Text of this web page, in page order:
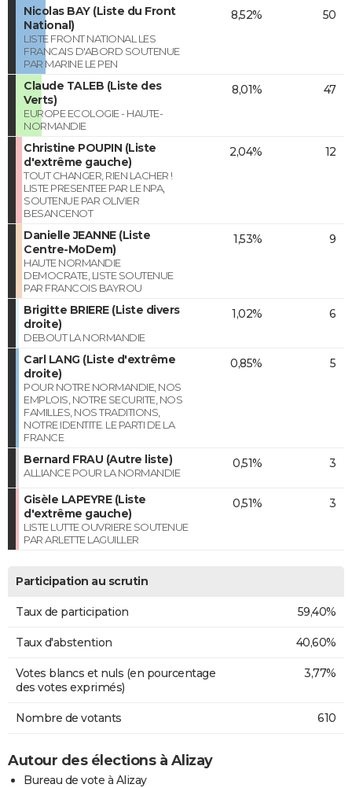
Nicolas BAY (Liste du Front
National)
LISTE FRONT NATIONAL LES
FRANCAIS D'ABORD SOUTENUE
PAR MARINE LE PEN
8,52% 50
Claude TALEB (Liste des
Verts)
EUROPE ECOLOGIE - HAUTE-
NORMANDIE
8,01% 47
Christine POUPIN (Liste
d'extrême gauche)
TOUT CHANGER, RIEN LACHER !
LISTE PRESENTEE PAR LE NPA,
SOUTENUE PAR OLIVIER
BESANCENOT
2,04% 12
Danielle JEANNE (Liste
Centre-MoDem)
HAUTE NORMANDIE
DEMOCRATE, LISTE SOUTENUE
PAR FRANCOIS BAYROU
1,53% 9
Brigitte BRIERE (Liste divers
droite)
DEBOUT LA NORMANDIE
1,02% 6
Carl LANG (Liste d'extrême
droite)
POUR NOTRE NORMANDIE, NOS
EMPLOIS, NOTRE SECURITE, NOS
FAMILLES, NOS TRADITIONS,
NOTRE IDENTITE. LE PARTI DE LA
FRANCE
0,85% 5
Bernard FRAU (Autre liste)
ALLIANCE POUR LA NORMANDIE
0,51% 3
Gisèle LAPEYRE (Liste
d'extrême gauche)
LISTE LUTTE OUVRIERE SOUTENUE
PAR ARLETTE LAGUILLER
0,51% 3
Participation au scrutin
Taux de participation 59,40%
Taux d'abstention 40,60%
Votes blancs et nuls (en pourcentage
des votes exprimés)
3,77%
Nombre de votants 610
Autour des élections à Alizay
Bureau de vote à Alizay